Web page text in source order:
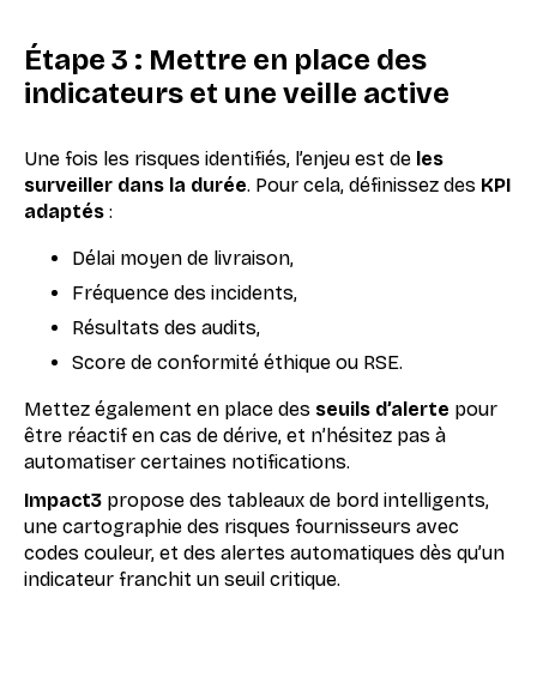
Étape 3 : Mettre en place des
indicateurs et une veille active
Une fois les risques identifiés, l’enjeu est de les
surveiller dans la durée. Pour cela, définissez des KPI
adaptés :
Délai moyen de livraison,
Fréquence des incidents,
Résultats des audits,
Score de conformité éthique ou RSE.
Mettez également en place des seuils d’alerte pour
être réactif en cas de dérive, et n’hésitez pas à
automatiser certaines notifications.
Impact3 propose des tableaux de bord intelligents,
une cartographie des risques fournisseurs avec
codes couleur, et des alertes automatiques dès qu’un
indicateur franchit un seuil critique.